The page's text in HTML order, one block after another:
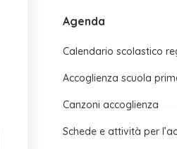
Agenda
Calendario scolastico
Accoglienza scuola
Canzoni accoglienza
Schede e attività per